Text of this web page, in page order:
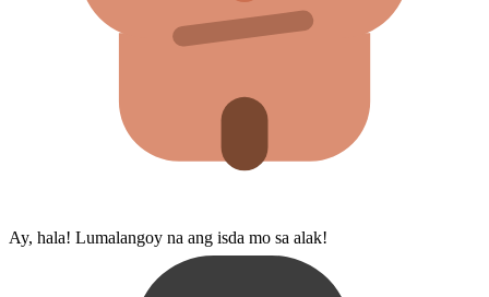
Ay, hala! Lumalangoy na ang isda mo sa alak!